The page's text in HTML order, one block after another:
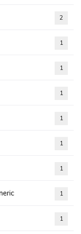
2
1
1
1
1
1
1
1
1